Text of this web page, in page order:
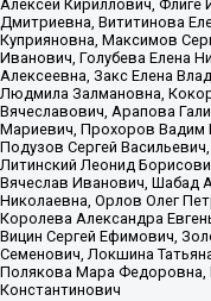
Алексей Кириллович, Флиге
Дмитриевна, Вититинова
Куприяновна, Максимов
Иванович, Голубева Елена
Алексеевна, Закс Елена
Людмила Залмановна,
Вячеславович, Арапова
Мариевич, Прохоров Вадим
Подузов Сергей
Литинский Леонид
Вячеслав Иванович, Шабад
Николаевна, Орлов Олег
Королева Александра
Вицин Сергей Ефимович,
Семенович, Локшина
Полякова Мара Федоровна,
Константинович